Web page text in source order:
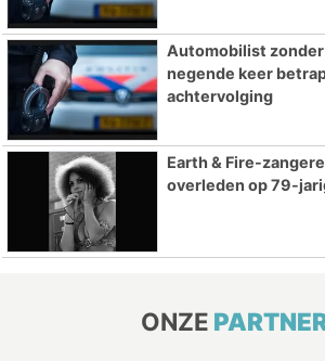
Automobilist
negende keer
achtervolging
Earth & Fire-
overleden op 79-
ONZE